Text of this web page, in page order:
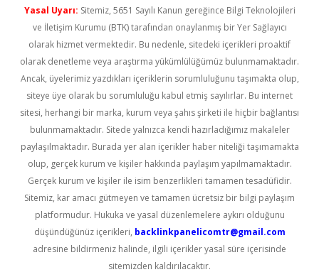
Yasal Uyarı: Sitemiz, 5651 Sayılı Kanun gereğince Bilgi Teknolojileri
ve İletişim Kurumu (BTK) tarafından onaylanmış bir Yer Sağlayıcı
olarak hizmet vermektedir. Bu nedenle, sitedeki içerikleri proaktif
olarak denetleme veya araştırma yükümlülüğümüz bulunmamaktadır.
Ancak, üyelerimiz yazdıkları içeriklerin sorumluluğunu taşımakta olup,
siteye üye olarak bu sorumluluğu kabul etmiş sayılırlar. Bu internet
sitesi, herhangi bir marka, kurum veya şahıs şirketi ile hiçbir bağlantısı
bulunmamaktadır. Sitede yalnızca kendi hazırladığımız makaleler
paylaşılmaktadır. Burada yer alan içerikler haber niteliği taşımamakta
olup, gerçek kurum ve kişiler hakkında paylaşım yapılmamaktadır.
Gerçek kurum ve kişiler ile isim benzerlikleri tamamen tesadüfidir.
Sitemiz, kar amacı gütmeyen ve tamamen ücretsiz bir bilgi paylaşım
platformudur. Hukuka ve yasal düzenlemelere aykırı olduğunu
düşündüğünüz içerikleri, backlinkpanelicomtr@gmail.com
adresine bildirmeniz halinde, ilgili içerikler yasal süre içerisinde
sitemizden kaldırılacaktır.